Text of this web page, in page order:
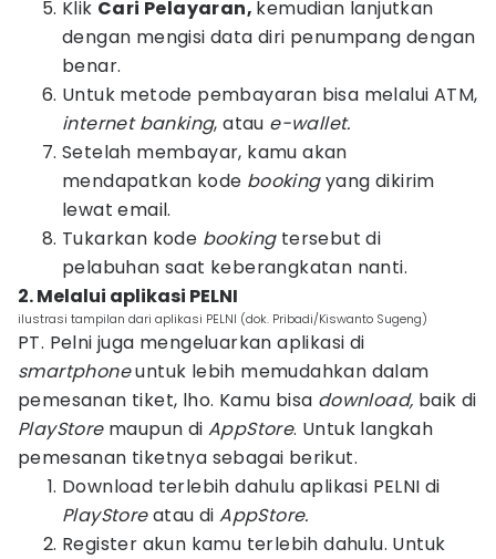
Klik Cari Pelayaran, kemudian lanjutkan
dengan mengisi data diri penumpang dengan
benar.
Untuk metode pembayaran bisa melalui ATM,
internet banking, atau e-wallet.
Setelah membayar, kamu akan
mendapatkan kode bookingyang dikirim
lewat email.
Tukarkan kode bookingtersebut di
pelabuhan saat keberangkatan nanti.
2. Melalui aplikasi PELNI
ilustrasi tampilan dari aplikasi PELNI (dok. Pribadi/Kiswanto Sugeng)
PT. Pelni juga mengeluarkan aplikasi di
smartphoneuntuk lebih memudahkan dalam
pemesanan tiket, lho. Kamu bisa download, baik di
PlayStoremaupun diAppStore. Untuk langkah
pemesanan tiketnya sebagai berikut.
Download terlebih dahulu aplikasi PELNI di
PlayStoreatau diAppStore.
Register akun kamu terlebih dahulu. Untuk